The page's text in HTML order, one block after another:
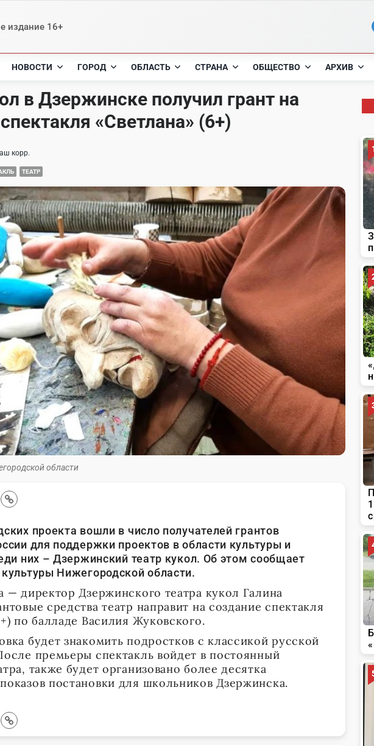
издание 16+
НОВОСТИ ГОРОД ОБЛАСТЬ СТРАНА ОБЩЕСТВО АРХИВ
в Дзержинске получил грант на
«Светлана» (6+)
корр.
ТЕАТР
области
проекта вошли в число получателей грантов
для поддержки проектов в области культуры и
них – Дзержинский театр кукол. Об этом сообщает
Нижегородской области.
— директор Дзержинского театра кукол Галина
средства театр направит на создание спектакля
по балладе Василия Жуковского.
будет знакомить подростков с классикой русской
премьеры спектакль войдет в постоянный
также будет организовано более десятка
постановки для школьников Дзержинска.